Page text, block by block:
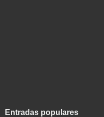
Entradas populares